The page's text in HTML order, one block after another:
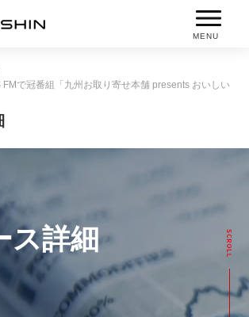
MENU
FMで冠番組「九州お取り寄せ本舗 presents おいしい
ス詳細